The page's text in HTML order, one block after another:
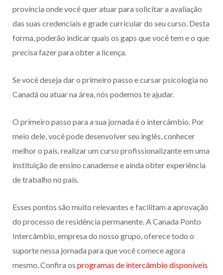
província onde você quer atuar para solicitar a avaliação
das suas credenciais e grade curricular do seu curso. Desta
forma, poderão indicar quais os gaps que você tem e o que
precisa fazer para obter a licença.
Se você deseja dar o primeiro passo e cursar psicologia no
Canadá ou atuar na área, nós podemos te ajudar.
O primeiro passo para a sua jornada é o intercâmbio. Por
meio dele, você pode desenvolver seu inglês, conhecer
melhor o país, realizar um curso profissionalizante em uma
instituição de ensino canadense e ainda obter experiência
de trabalho no país.
Esses pontos são muito relevantes e facilitam a aprovação
do processo de residência permanente. A Canada Ponto
Intercâmbio, empresa do nosso grupo, oferece todo o
suporte nessa jornada para que você comece agora
mesmo. Confira os programas de intercâmbio disponíveis